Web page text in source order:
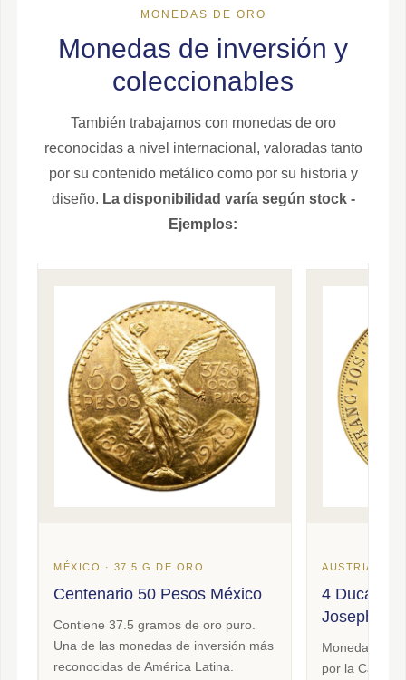
MONEDAS DE ORO
Monedas de inversión y
coleccionables
También trabajamos con monedas de oro
reconocidas a nivel internacional, valoradas tanto
por su contenido metálico como por su historia y
diseño. La disponibilidad varía según stock -
Ejemplos:
MÉXICO · 37.5 G DE ORO
Centenario 50 Pesos México
Contiene 37.5 gramos de oro puro.
Una de las monedas de inversión más
reconocidas de América Latina.
AUSTRIA ·
4
Joseph
Moneda
por la Casa